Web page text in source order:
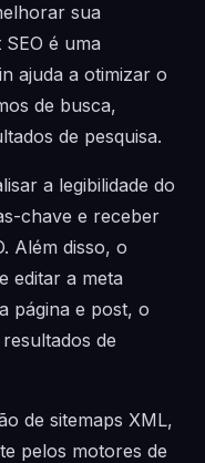
sua
é uma
ajuda a otimizar o
de busca,
de pesquisa.
a legibilidade do
chave e receber
Além disso, o
editar a meta
página e post, o
de
de sitemaps XML,
pelos motores de